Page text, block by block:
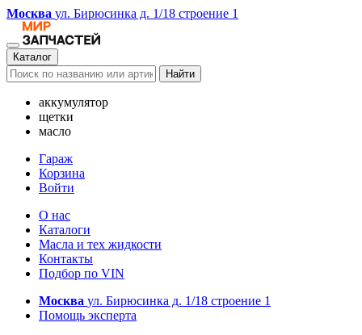
Москва ул. Бирюсинка д. 1/18 строение 1
Каталог
Найти
аккумулятор
щетки
масло
Гараж
Корзина
Войти
О нас
Каталоги
Масла и тех жидкости
Контакты
Подбор по VIN
Москва ул. Бирюсинка д. 1/18 строение 1
Помощь эксперта